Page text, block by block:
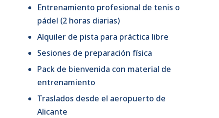
Entrenamiento profesional de tenis o
pádel (2 horas diarias)
Alquiler de pista para práctica libre
Sesiones de preparación física
Pack de bienvenida con material de
entrenamiento
Traslados desde el aeropuerto de
Alicante